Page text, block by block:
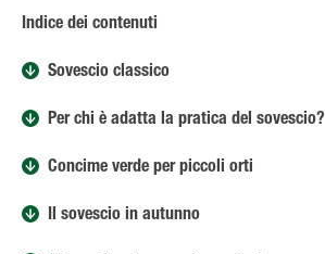
Indice dei contenuti
Sovescio classico
Per chi è adatta la pratica del sovescio?
Concime verde per piccoli orti
Il sovescio in autunno